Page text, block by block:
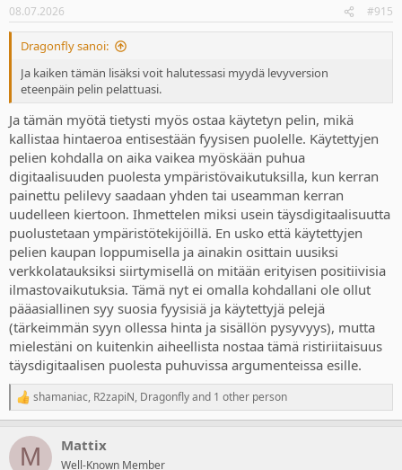
s
:
08.07.2026 #915
Dragonfly sanoi:
Ja kaiken tämän lisäksi voit halutessasi myydä levyversion
eteenpäin pelin pelattuasi.
Ja tämän myötä tietysti myös ostaa käytetyn pelin, mikä
kallistaa hintaeroa entisestään fyysisen puolelle. Käytettyjen
pelien kohdalla on aika vaikea myöskään puhua
digitaalisuuden puolesta ympäristövaikutuksilla, kun kerran
painettu pelilevy saadaan yhden tai useamman kerran
uudelleen kiertoon. Ihmettelen miksi usein täysdigitaalisuutta
puolustetaan ympäristötekijöillä. En usko että käytettyjen
pelien kaupan loppumisella ja ainakin osittain uusiksi
verkkolatauksiksi siirtymisellä on mitään erityisen positiivisia
ilmastovaikutuksia. Tämä nyt ei omalla kohdallani ole ollut
pääasiallinen syy suosia fyysisiä ja käytettyjä pelejä
(tärkeimmän syyn ollessa hinta ja sisällön pysyvyys), mutta
mielestäni on kuitenkin aiheellista nostaa tämä ristiriitaisuus
täysdigitaalisen puolesta puhuvissa argumenteissa esille.
R
e
c
shamaniac, R2zapiN, Dragonflyand 1 other person
M Mattix
Well-Known Member